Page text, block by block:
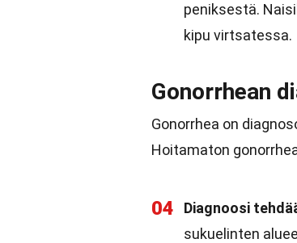
peniksestä.
kipu virtsatessa.
Gonorrhean
Gonorrhea on
Hoitamaton
04 Diagnoosi
sukuelinten